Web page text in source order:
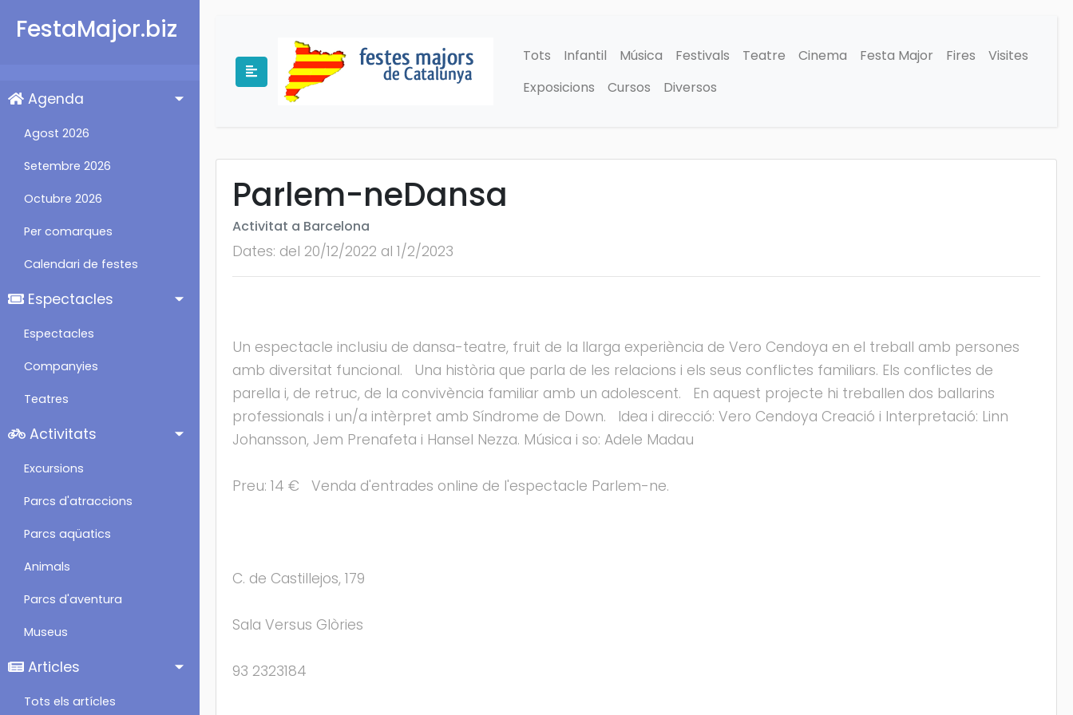
FestaMajor.biz
Agenda
Agost 2026
Setembre 2026
Octubre 2026
Per comarques
Calendari de festes
Espectacles
Espectacles
Companyies
Teatres
Activitats
Excursions
Parcs d'atraccions
Parcs aqüatics
Animals
Parcs d'aventura
Museus
Articles
Tots els artícles
Tots Infantil Música Festivals Teatre Cinema Festa Major Fires
Visites
Exposicions
Cursos Diversos
Parlem-neDansa
Activitat a Barcelona
Dates: del 20/12/2022 al 1/2/2023
Un espectacle inclusiu de dansa-teatre, fruit de la llarga experiència de Vero Cendoya en el treball amb persones
amb diversitat funcional. Una història que parla de les relacions i els seus conflictes familiars. Els conflictes de
parella i, de retruc, de la convivència familiar amb un adolescent. En aquest projecte hi treballen dos ballarins
professionals i un/a intèrpret amb Síndrome de Down. Idea i direcció: Vero Cendoya Creació i Interpretació: Linn
Johansson, Jem Prenafeta i Hansel Nezza. Música i so: Adele Madau
Preu: 14 € Venda d'entrades online de l'espectacle Parlem-ne.
C. de Castillejos, 179
Sala Versus Glòries
93 2323184